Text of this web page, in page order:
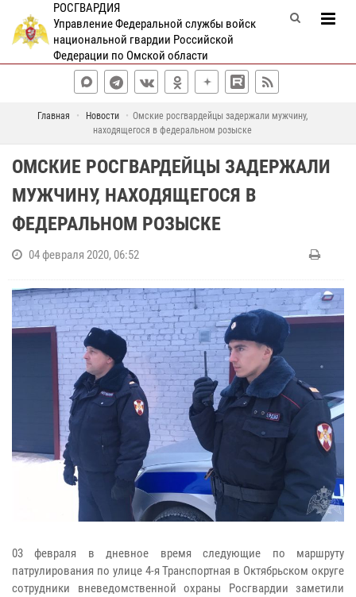
РОСГВАРДИЯ
Управление Федеральной службы войск
национальной гвардии Российской
Федерации по Омской области
Главная Новости
Омские росгвардейцы задержали мужчину,
находящегося в федеральном розыске
ОМСКИЕ РОСГВАРДЕЙЦЫ ЗАДЕРЖАЛИ
МУЖЧИНУ, НАХОДЯЩЕГОСЯ В
ФЕДЕРАЛЬНОМ РОЗЫСКЕ
04 февраля 2020, 06:52
03 февраля в дневное время следующие по маршруту
патрулирования по улице 4-я Транспортная в Октябрьском округе
сотрудники вневедомственной охраны Росгвардии заметили